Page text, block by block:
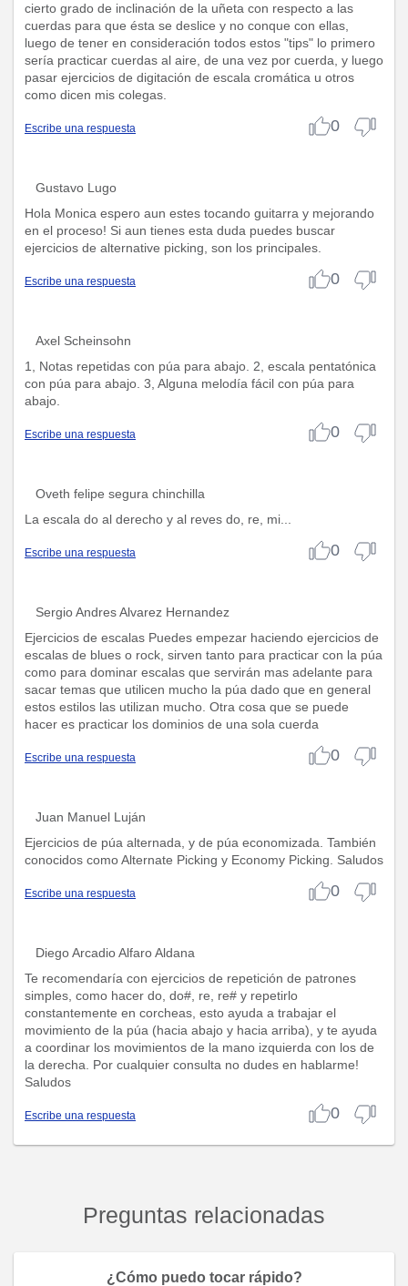
cierto grado de inclinación de la uñeta con respecto a las
cuerdas para que ésta se deslice y no conque con ellas,
luego de tener en consideración todos estos "tips" lo primero
sería practicar cuerdas al aire, de una vez por cuerda, y luego
pasar ejercicios de digitación de escala cromática u otros
como dicen mis colegas.
Escribe una respuesta 0
Gustavo Lugo
Hola Monica espero aun estes tocando guitarra y mejorando
en el proceso! Si aun tienes esta duda puedes buscar
ejercicios de alternative picking, son los principales.
Escribe una respuesta 0
Axel Scheinsohn
1, Notas repetidas con púa para abajo. 2, escala pentatónica
con púa para abajo. 3, Alguna melodía fácil con púa para
abajo.
Escribe una respuesta 0
Oveth felipe segura chinchilla
La escala do al derecho y al reves do, re, mi...
Escribe una respuesta 0
Sergio Andres Alvarez Hernandez
Ejercicios de escalas Puedes empezar haciendo ejercicios de
escalas de blues o rock, sirven tanto para practicar con la púa
como para dominar escalas que servirán mas adelante para
sacar temas que utilicen mucho la púa dado que en general
estos estilos las utilizan mucho. Otra cosa que se puede
hacer es practicar los dominios de una sola cuerda
Escribe una respuesta 0
Juan Manuel Luján
Ejercicios de púa alternada, y de púa economizada. También
conocidos como Alternate Picking y Economy Picking. Saludos
Escribe una respuesta 0
Diego Arcadio Alfaro Aldana
Te recomendaría con ejercicios de repetición de patrones
simples, como hacer do, do#, re, re# y repetirlo
constantemente en corcheas, esto ayuda a trabajar el
movimiento de la púa (hacia abajo y hacia arriba), y te ayuda
a coordinar los movimientos de la mano izquierda con los de
la derecha. Por cualquier consulta no dudes en hablarme!
Saludos
Escribe una respuesta 0
Preguntas relacionadas
¿Cómo puedo tocar rápido?